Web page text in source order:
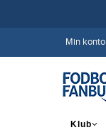
Min konto
Klub